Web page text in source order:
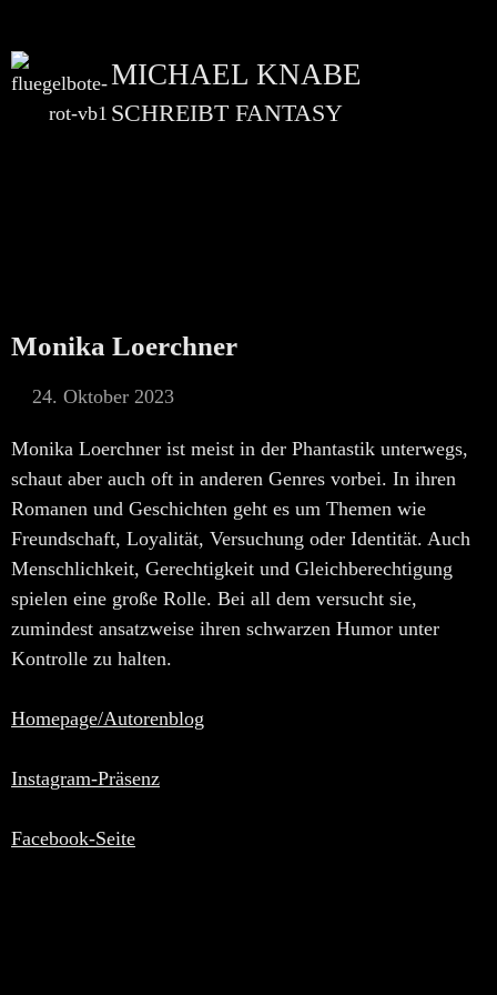
MICHAEL KNABE
SCHREIBT FANTASY
Monika Loerchner
24. Oktober 2023
Monika Loerchner ist meist in der Phantastik unterwegs,
schaut aber auch oft in anderen Genres vorbei. In ihren
Romanen und Geschichten geht es um Themen wie
Freundschaft, Loyalität, Versuchung oder Identität. Auch
Menschlichkeit, Gerechtigkeit und Gleichberechtigung
spielen eine große Rolle. Bei all dem versucht sie,
zumindest ansatzweise ihren schwarzen Humor unter
Kontrolle zu halten.
Homepage/Autorenblog
Instagram-Präsenz
Facebook-Seite